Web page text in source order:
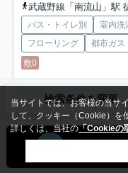
武蔵野線「南流山」駅
バス・トイレ別 室内洗
フローリング
都市ガス
敷0
宅配ボックスがあるので
取ることができます。訪問
る
検索条件を変更
当サイトでは、お客様の当サ
して、クッキー（Cookie）を
詳しくは、当社の「Cookieの